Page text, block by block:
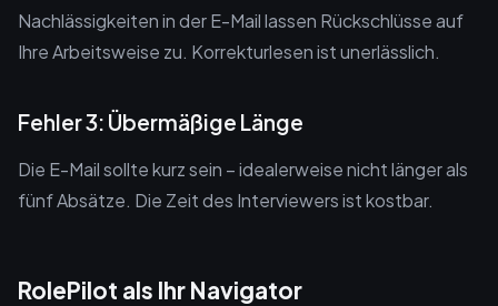
Nachlässigkeiten in der E-Mail lassen Rückschlüsse auf
Ihre Arbeitsweise zu. Korrekturlesen ist unerlässlich.
Fehler 3: Übermäßige Länge
Die E-Mail sollte kurz sein – idealerweise nicht länger als
fünf Absätze. Die Zeit des Interviewers ist kostbar.
RolePilot als Ihr Navigator